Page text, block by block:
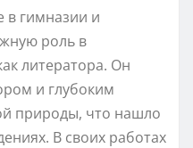
в гимназии и
роль в
литератора. Он
и глубоким
природы, что нашло
В своих работах